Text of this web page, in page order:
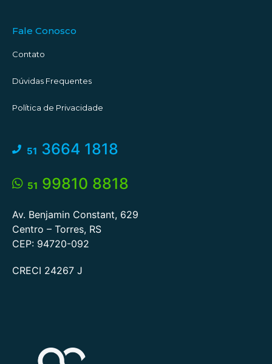
Fale Conosco
Contato
Dúvidas Frequentes
Política de Privacidade
51 3664 1818
51 99810 8818
Av. Benjamin Constant, 629
Centro – Torres, RS
CEP: 94720-092
CRECI 24267 J